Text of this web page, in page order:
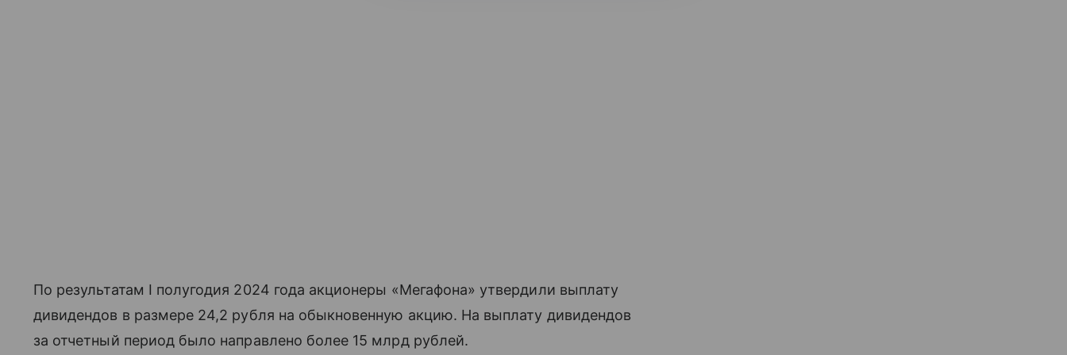
По результатам I полугодия 2024 года акционеры «Мегафона» утвердили выплату
дивидендов в размере 24,2 рубля на обыкновенную акцию. На выплату дивидендов
за отчетный период было направлено более 15 млрд рублей.